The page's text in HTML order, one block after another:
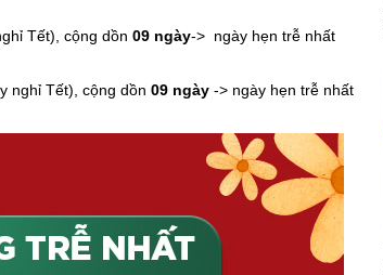
Tết), cộng dồn09 ngày-> ngày hẹn trễ nhất
nghỉ Tết), cộng dồn09 ngày -> ngày hẹn trễ nhất